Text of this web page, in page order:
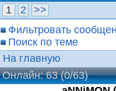
1
2
>>
Фильтровать
Поиск по теме
На главную
Онлайн: 63(0/63)